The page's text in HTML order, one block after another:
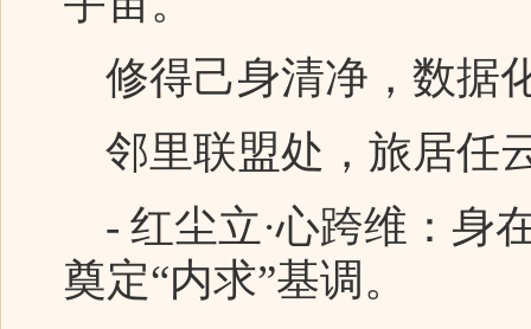
修得己身清净，数据
邻里联盟处，旅居任
- 红尘立·心跨维：身
奠定“内求”基调。